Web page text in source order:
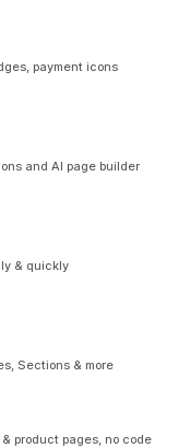
payment icons
and AI page builder
& quickly
Sections & more
product pages, no code